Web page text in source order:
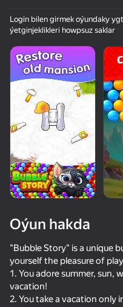
50+ top oýunlar, olary
hatda «oýnamayanlar»
Login bilen girmek oýundaky
ýetginjeklikleri howpsuz saklar
Oýun hakda
"Bubble Story" is a unique
yourself the pleasure of
1. You adore summer, sun,
vacation!
2. You take a vacation only